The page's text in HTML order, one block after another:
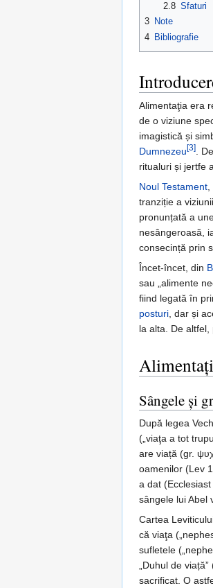
2.8 Sfaturi
3 Note
4 Bibliografie
Alimentaţia era
de o viziune
imagistică și
Dumnezeu[3]
.
ritualuri și jertfe
Noul Testament
tranziție a
pronunțată a
nesângeroasă,
consecință prin
Încet-încet, din
sau „alimente
fiind legată în
posturi , dar și
la alta. De
Sângele şi
După legea
(„viaţa a tot
are viață (gr.
oamenilor (Lev
a dat
sângele lui Abel
Cartea
că viaţa
sufletele
„Duhul de
sacrificat. O